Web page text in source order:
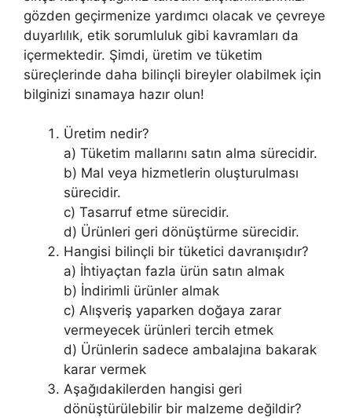
gözden geçirmenize yardımcı olacak ve çevreye
duyarlılık, etik sorumluluk gibi kavramları da
içermektedir. Şimdi, üretim ve tüketim
süreçlerinde daha bilinçli bireyler olabilmek için
bilginizi sınamaya hazır olun!
Üretim nedir?
a) Tüketim mallarını satın alma sürecidir.
b) Mal veya hizmetlerin oluşturulması
sürecidir.
c) Tasarruf etme sürecidir.
d) Ürünleri geri dönüştürme sürecidir.
Hangisi bilinçli bir tüketici davranışıdır?
a) İhtiyaçtan fazla ürün satın almak
b) İndirimli ürünler almak
c) Alışveriş yaparken doğaya zarar
vermeyecek ürünleri tercih etmek
d) Ürünlerin sadece ambalajına bakarak
karar vermek
Aşağıdakilerden hangisi geri
dönüştürülebilir bir malzeme değildir?